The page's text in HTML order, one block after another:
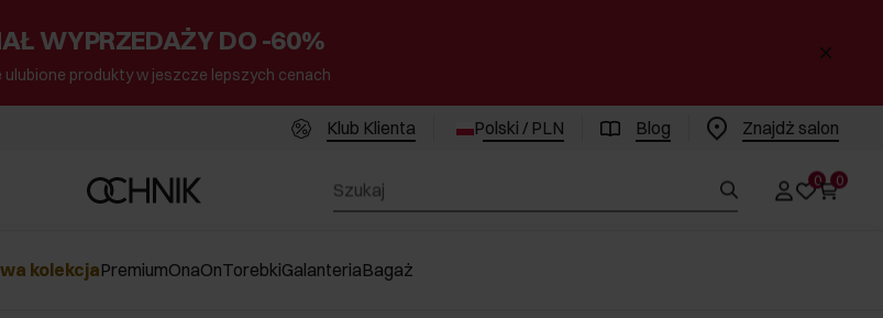
WYPRZEDAŻY DO -60%
ulubione produkty w jeszcze lepszych cenach
Klub Klienta Polski / PLN Blog Znajdż salon
0 0
kolekcjaPremiumOnaOnTorebkiGalanteriaBagaż